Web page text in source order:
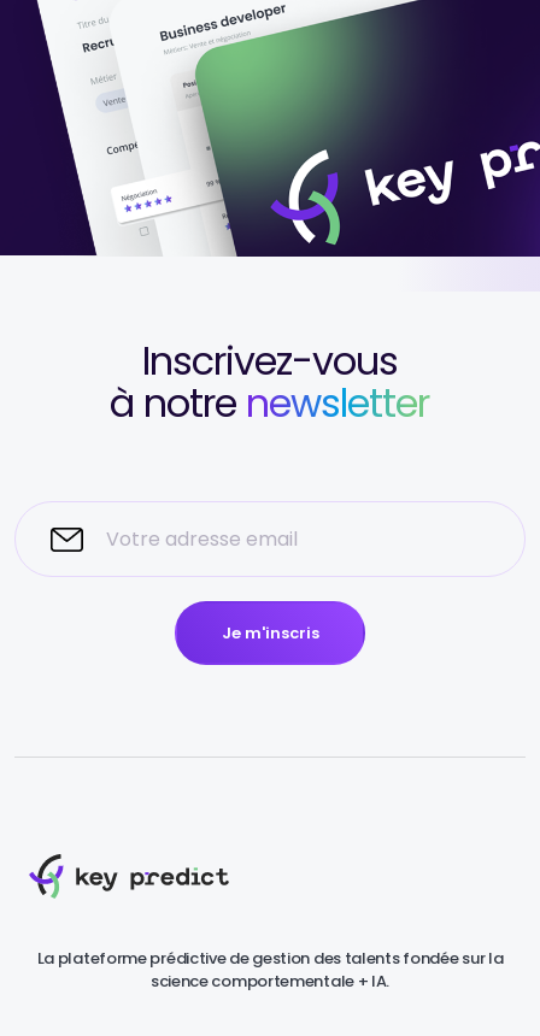
Inscrivez-vous
à notre newsletter
Je m'inscris
La plateforme prédictive de gestion des talents fondée sur la
science comportementale + IA.